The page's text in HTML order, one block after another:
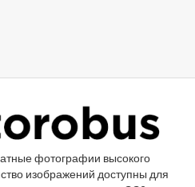
фотографии высокого
изображений доступны для